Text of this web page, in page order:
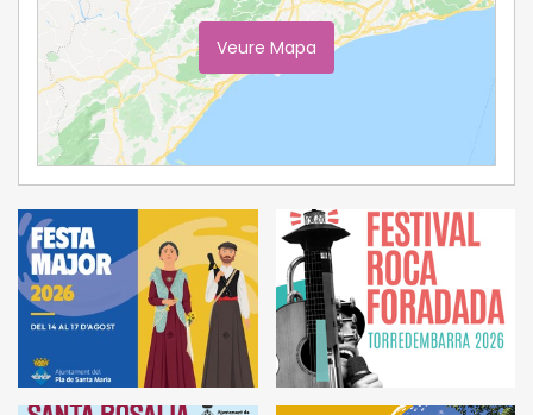
Veure Mapa